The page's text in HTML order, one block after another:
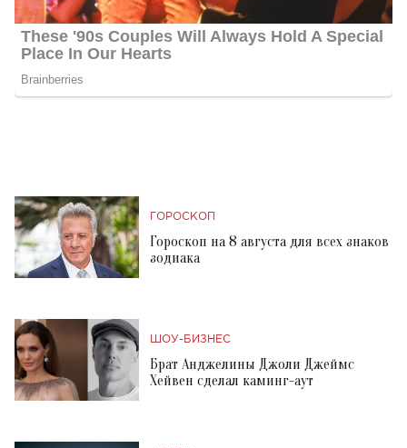
ГОРОСКОП
Гороскоп на 8 августа для всех знаков
зодиака
ШОУ-БИЗНЕС
Брат Анджелины Джоли Джеймс
Хейвен сделал каминг-аут